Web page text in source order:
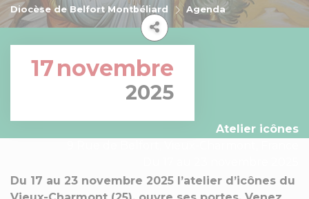
Diocèse de Belfort Montbéliard Agenda
17novembre
2025
Atelier icônes
Du 17 au 23 novembre 2025 l’atelier d’icônes du